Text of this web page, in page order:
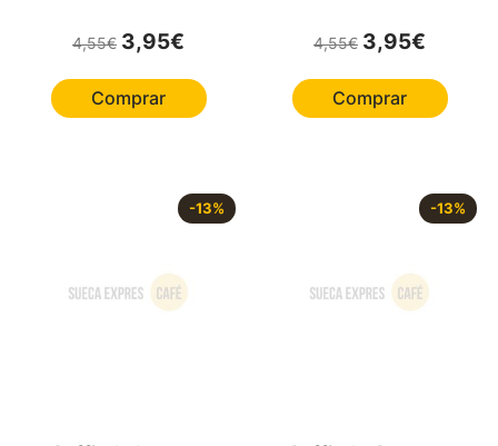
4,55€ El precio original era: 4,55€.
3,95€ El precio actual es: 3,95€.
Comprar
4,55€ El precio original
3,95€
Comprar
-13% -13%